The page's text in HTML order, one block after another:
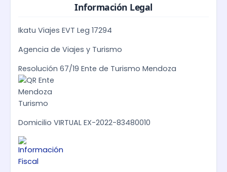
Información Legal
Ikatu Viajes EVT Leg 17294
Agencia de Viajes y Turismo
Resolución 67/19 Ente de Turismo Mendoza
Domicilio VIRTUAL EX-2022-83480010